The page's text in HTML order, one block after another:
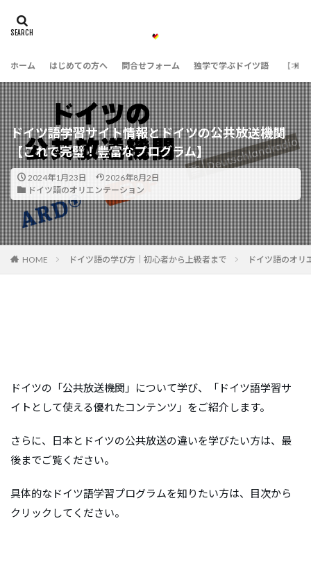
ホーム はじめての方へ 問合せフォーム 独学で学ぶドイツ語 【オ
ドイツ語学習サイト情報とドイツの公共放送機関
【これで完璧！豊富なプログラム】
2024年1月23日
2026年8月2日
ドイツ語のオリエンテーション
HOME ドイツ語の学び方｜初心者から上級者まで ドイツ語のオリ
ドイツの「公共放送機関」について学び、「ドイツ語学習サ
イトとして使える優れたコンテンツ」をご紹介します。
さらに、日本とドイツの公共放送の違いを学びたい方は、最
後までご覧ください。
具体的なドイツ語学習プログラムを知りたい方は、目次から
クリックしてください。